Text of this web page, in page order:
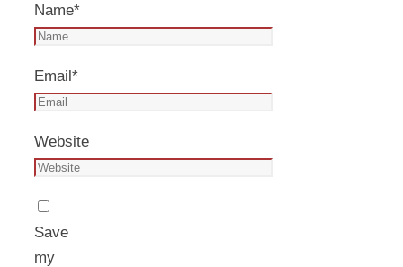
Name*
Email*
Website
Save
my